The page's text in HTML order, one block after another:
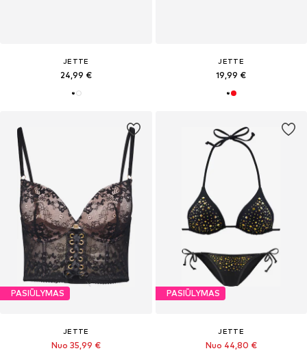
JETTE
24,99 €
JETTE
19,99 €
PASIŪLYMAS
JETTE
Nuo 35,99 €
PASIŪLYMAS
JETTE
Nuo 44,80 €